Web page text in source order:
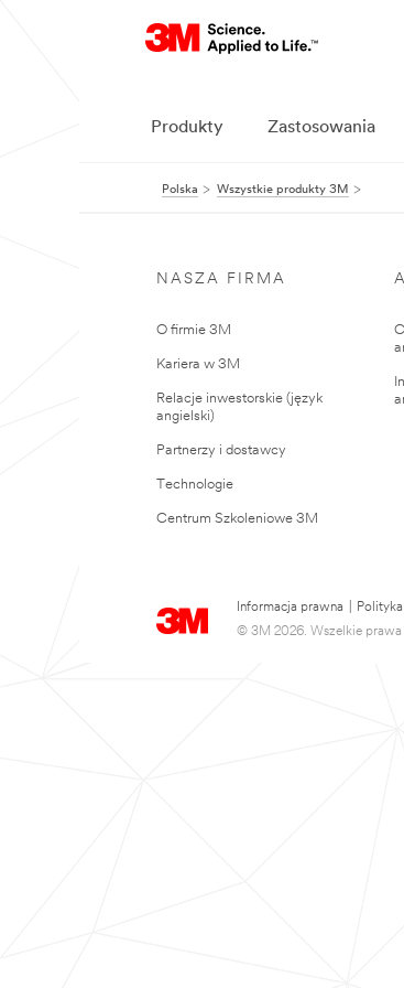
Produkty Zastosowania
Polska Wszystkie produkty 3M
NASZA FIRMA
O firmie 3M
Kariera w 3M
Relacje inwestorskie (język
angielski)
Partnerzy i dostawcy
Technologie
Centrum Szkoleniowe 3M
Informacja prawna
© 3M 2026. Wszelkie prawa